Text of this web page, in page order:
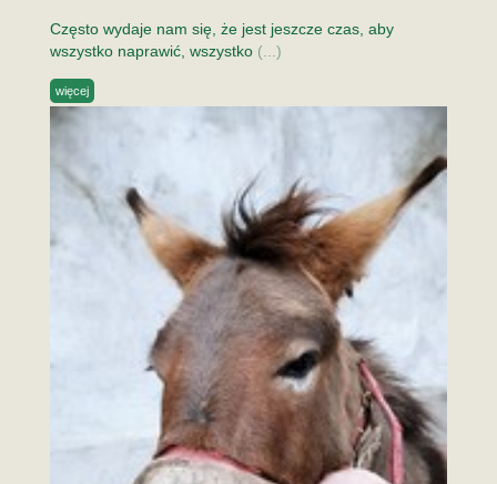
Często wydaje nam się, że jest jeszcze czas, aby
wszystko naprawić, wszystko (...)
więcej